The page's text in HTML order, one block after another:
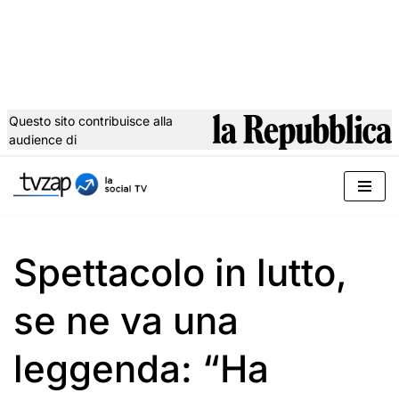
al
Questo sito contribuisce alla
audience di
Spettacolo in lutto,
se ne va una
leggenda: “Ha